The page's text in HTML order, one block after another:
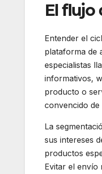
El flujo
Entender el
plataforma de
especialistas
informativos,
producto o
convencido
La
sus intereses
productos
Evitar el envío